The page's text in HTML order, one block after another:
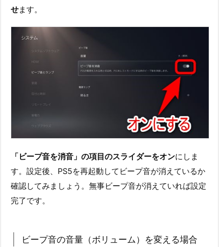
せます。
「ビープ音を消音」の項目のスライダーをオンにしま
す。設定後、PS5を再起動してビープ音が消えているか
確認してみましょう。無事ビープ音が消えていれば設定
完了です。
ビープ音の音量（ボリューム）を変える場合